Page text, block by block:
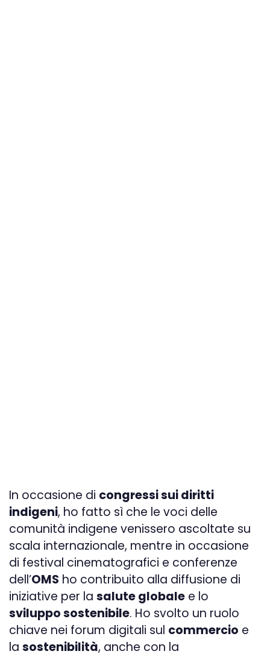
In occasione di congressi sui diritti
indigeni, ho fatto sì che le voci delle
comunità indigene venissero ascoltate su
scala internazionale, mentre in occasione
di festival cinematografici e conferenze
dell’OMS ho contribuito alla diffusione di
iniziative per la salute globale e lo
sviluppo sostenibile. Ho svolto un ruolo
chiave nei forum digitali sul commercio e
la sostenibilità, anche con la